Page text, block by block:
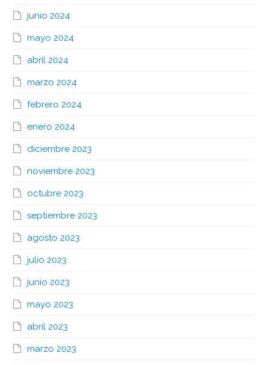
junio 2024
mayo 2024
abril 2024
marzo 2024
febrero 2024
enero 2024
diciembre 2023
noviembre 2023
octubre 2023
septiembre 2023
agosto 2023
julio 2023
junio 2023
mayo 2023
abril 2023
marzo 2023